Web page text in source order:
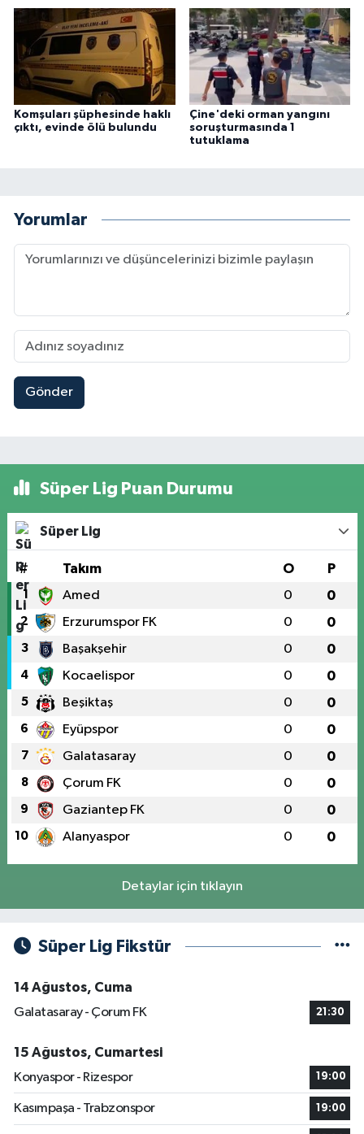
Komşuları şüphesinde haklı
çıktı, evinde ölü bulundu
Çine'deki orman yangını
soruşturmasında 1
tutuklama
Yorumlar
Gönder
Süper Lig Puan Durumu
Süper Lig
# Takım O P
1 Amed 0 0
2 Erzurumspor FK 0 0
3 Başakşehir 0 0
4 Kocaelispor 0 0
5 Beşiktaş 0 0
6 Eyüpspor 0 0
7 Galatasaray 0 0
8 Çorum FK 0 0
9 Gaziantep FK 0 0
10 Alanyaspor 0 0
Detaylar için tıklayın
Süper Lig Fikstür
14 Ağustos, Cuma
Galatasaray - Çorum FK
21:30
15 Ağustos, Cumartesi
Konyaspor - Rizespor
19:00
Kasımpaşa - Trabzonspor 19:00